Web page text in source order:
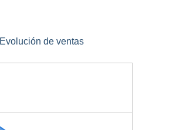
Evolución de ventas